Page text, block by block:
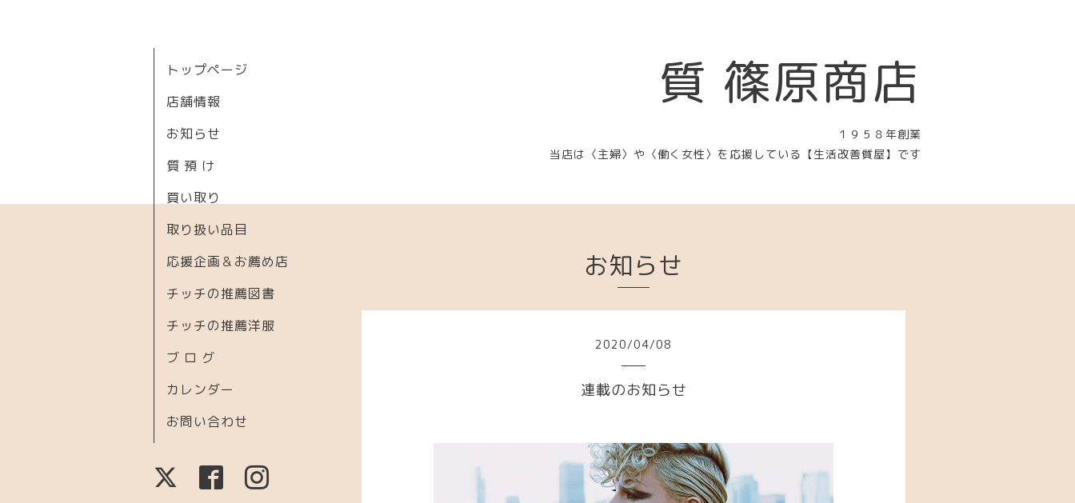
質 篠原商店
１９５８年創業
当店は〈主婦〉や〈働く女性〉を応援している【生活改善質屋】です
トップページ
店舗情報
お知らせ
質 預 け
買い取り
取り扱い品目
応援企画＆お薦め店
チッチの推薦図書
チッチの推薦洋服
ブ ロ グ
カレンダー
お問い合わせ
お知らせ
2020/04/08
連載のお知らせ